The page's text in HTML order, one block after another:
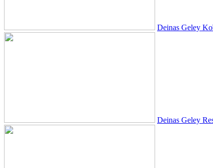
Deinas Geley
Deinas Geley